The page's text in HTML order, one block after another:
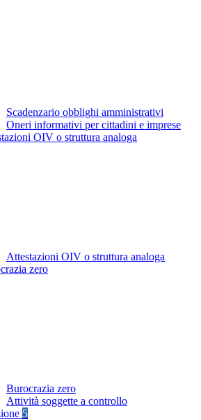
Scadenzario obblighi amministrativi
Oneri informativi per cittadini e imprese
OIV o struttura analoga
Attestazioni OIV o struttura analoga
zero
Burocrazia zero
Attività soggette a controllo
5